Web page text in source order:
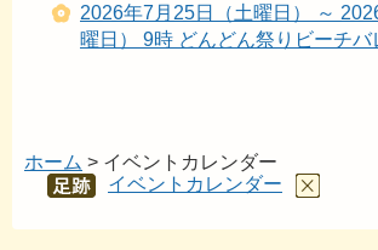
2026年7月25日（土曜日） ～
曜日） 9時 どんどん祭りビーチバ
ホーム > イベントカレンダー
あし
イベントカレンダー